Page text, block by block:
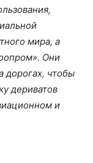
мира, а
Они
дорогах, чтобы
дериватов
и